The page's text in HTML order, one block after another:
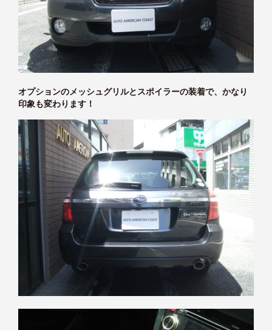
オプションのメッシュグリルとスポイラーの装着で、かなり
印象も変わります！